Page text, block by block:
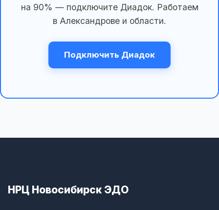
на 90% — подключите Диадок. Работаем
в Александрове и области.
Подключить Диадок
НРЦ Новосибирск ЭДО